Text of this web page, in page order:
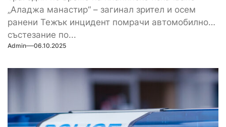
„Аладжа манастир“ – загинал зрител и осем
ранени Тежък инцидент помрачи автомобилното
състезание по...
Admin 06.10.2025